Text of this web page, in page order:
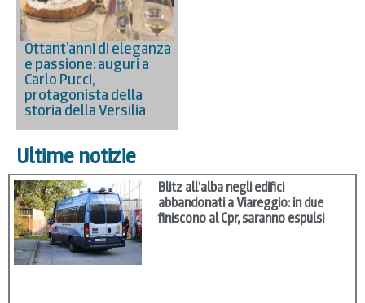
Ottant’anni di eleganza
e passione: auguri a
Carlo Pucci,
protagonista della
storia della Versilia
Ultime notizie
Blitz all’alba negli edifici
abbandonati a Viareggio: in due
finiscono al Cpr, saranno espulsi